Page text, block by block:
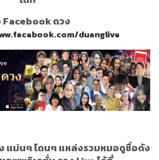
Facebook ดวง
duanglive
แม่นๆ โดนๆ แหล่งรวมหมอดูชื่อดัง